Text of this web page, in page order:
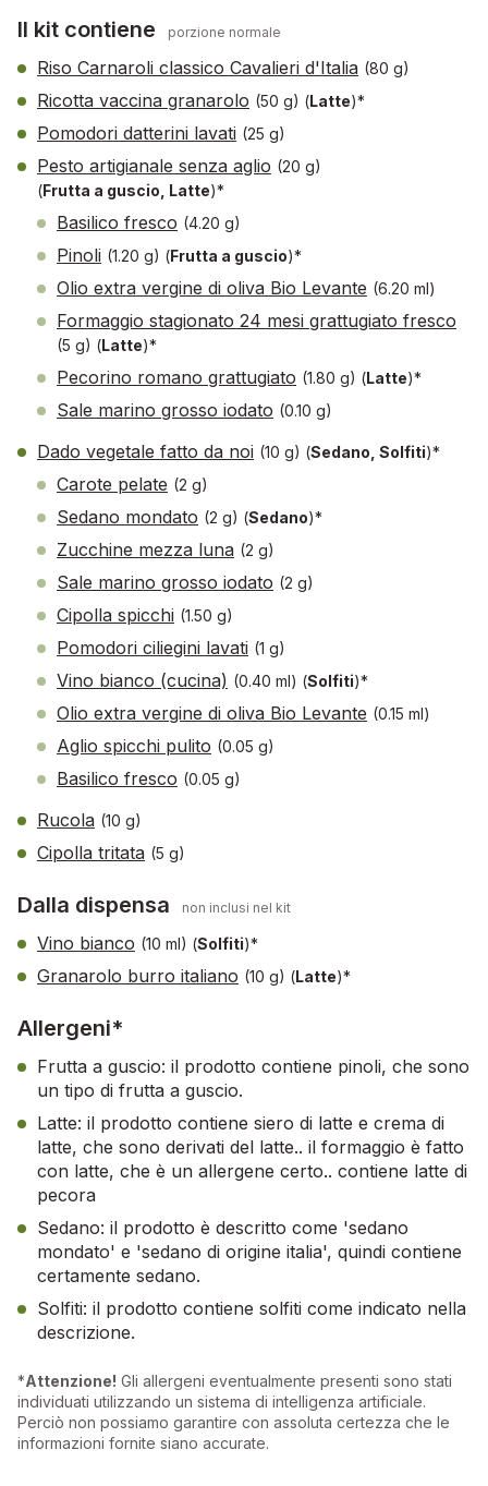
Il kit contiene porzione normale
Riso Carnaroli classico Cavalieri d'Italia (80 g)
Ricotta vaccina granarolo (50 g) (Latte)*
Pomodori datterini lavati (25 g)
Pesto artigianale senza aglio (20 g)
(Frutta a guscio, Latte)*
Basilico fresco (4.20 g)
Pinoli (1.20 g) (Frutta a guscio)*
Olio extra vergine di oliva Bio Levante (6.20 ml)
Formaggio stagionato 24 mesi grattugiato fresco
(5 g) (Latte)*
Pecorino romano grattugiato (1.80 g) (Latte)*
Sale marino grosso iodato (0.10 g)
Dado vegetale fatto da noi (10 g) (Sedano, Solfiti)*
Carote pelate (2 g)
Sedano mondato (2 g) (Sedano)*
Zucchine mezza luna (2 g)
Sale marino grosso iodato (2 g)
Cipolla spicchi (1.50 g)
Pomodori ciliegini lavati (1 g)
Vino bianco (cucina) (0.40 ml) (Solfiti)*
Olio extra vergine di oliva Bio Levante (0.15 ml)
Aglio spicchi pulito (0.05 g)
Basilico fresco (0.05 g)
Rucola (10 g)
Cipolla tritata (5 g)
Dalla dispensa non inclusi nel kit
Vino bianco (10 ml) (Solfiti)*
Granarolo burro italiano (10 g) (Latte)*
Allergeni*
Frutta a guscio: il prodotto contiene pinoli, che sono
un tipo di frutta a guscio.
Latte: il prodotto contiene siero di latte e crema di
latte, che sono derivati del latte.. il formaggio è fatto
con latte, che è un allergene certo.. contiene latte di
pecora
Sedano: il prodotto è descritto come 'sedano
mondato' e 'sedano di origine italia', quindi contiene
certamente sedano.
Solfiti: il prodotto contiene solfiti come indicato nella
descrizione.
*Attenzione! Gli allergeni eventualmente presenti sono stati
individuati utilizzando un sistema di intelligenza artificiale.
Perciò non possiamo garantire con assoluta certezza che le
informazioni fornite siano accurate.